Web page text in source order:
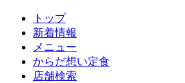
トップ
新着情報
メニュー
からだ想い定食
店舗検索